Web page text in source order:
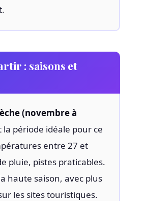
: saisons et
(novembre à
la période idéale pour ce
entre 27 et
pluie, pistes praticables.
haute saison, avec plus
les sites touristiques.